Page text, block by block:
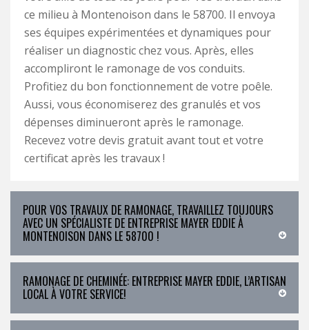
ce milieu à Montenoison dans le 58700. Il envoya
ses équipes expérimentées et dynamiques pour
réaliser un diagnostic chez vous. Après, elles
accompliront le ramonage de vos conduits.
Profitiez du bon fonctionnement de votre poêle.
Aussi, vous économiserez des granulés et vos
dépenses diminueront après le ramonage.
Recevez votre devis gratuit avant tout et votre
certificat après les travaux !
POUR VOS TRAVAUX DE RAMONAGE, TRAVAILLEZ TOUJOURS
AVEC UN SPÉCIALISTE DE ENTREPRISE MAYER EDDIE À
MONTENOISON DANS LE 58700 !
RAMONAGE DE CHEMINÉE: ENTREPRISE MAYER EDDIE, L’ARTISAN
LOCAL À VOTRE SERVICE!